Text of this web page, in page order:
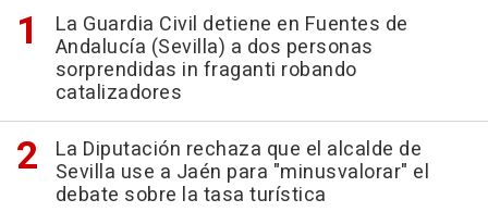
La Guardia Civil detiene en Fuentes de
Andalucía (Sevilla) a dos personas
sorprendidas in fraganti robando
catalizadores
La Diputación rechaza que el alcalde de
Sevilla use a Jaén para "minusvalorar" el
debate sobre la tasa turística